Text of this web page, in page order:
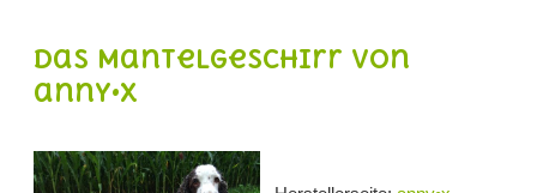
Das Mantelgeschirr von
anny•x